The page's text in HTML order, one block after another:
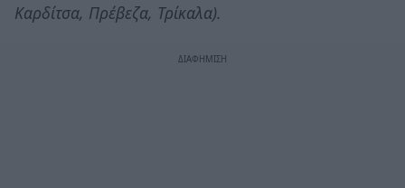
Καρδίτσα, Πρέβεζα, Τρίκαλα).